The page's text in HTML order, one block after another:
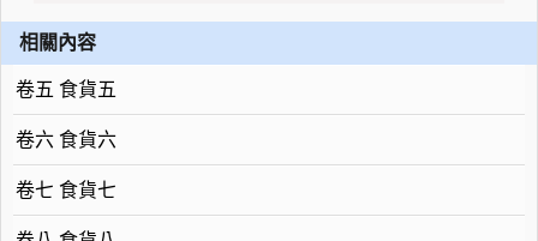
相關內容
卷五 食貨五
卷六 食貨六
卷七 食貨七